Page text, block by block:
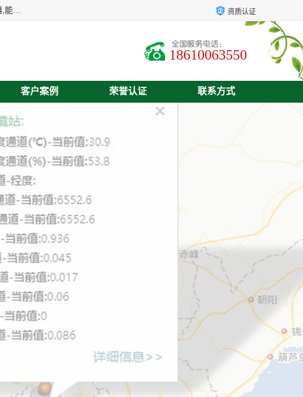
富奥通科技主营：气象五参数,气象六要素,微型自动气象站,网格化空气质量监测仪,六要素自动气象站,超声波风速风向传感器,能见度仪,大气微型站,交通自动气象站,高速路面结冰监测,路面状况传感器等。 资质认证
18610063550
客户案例 荣誉认证 联系方式